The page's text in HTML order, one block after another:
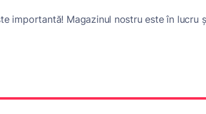
importantă! Magazinul nostru este în lucru